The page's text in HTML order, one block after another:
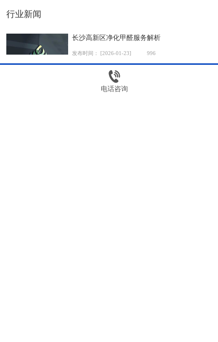
行业新闻
长沙高新区净化甲醛服务解析
发布时间： [2026-01-23] 996
电话咨询